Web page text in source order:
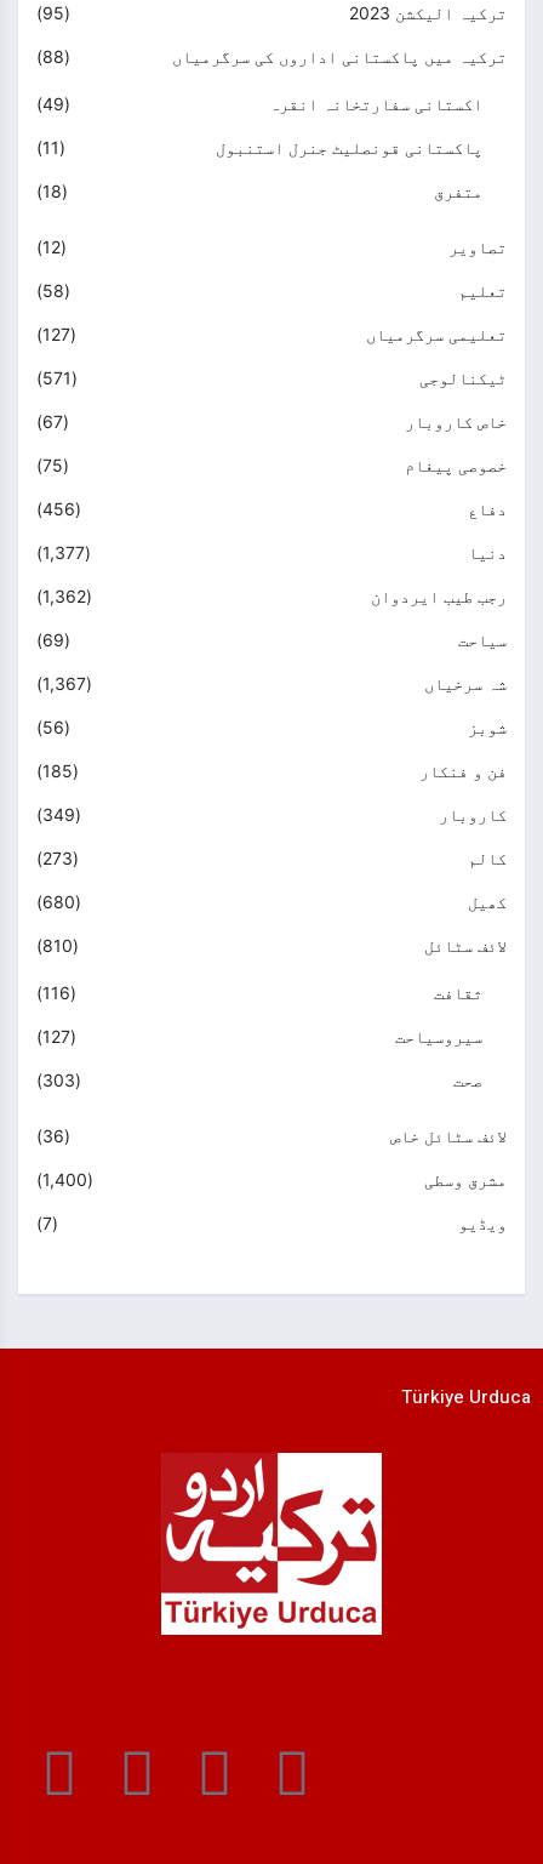
ترکیہ الیکشن 2023 (95)
ترکیہ میں پاکستانی اداروں کی سرگرمیاں (88)
اکستانی سفارتخانہ انقرہ (49)
پاکستانی قونصلیٹ جنرل استنبول (11)
متفرق (18)
تصاویر (12)
تعلیم (58)
تعلیمی سرگرمیاں (127)
ٹیکنالوجی (571)
خاص کاروبار (67)
خصوصی پیغام (75)
دفاع (456)
دنیا (1,377)
رجب طیب ایردوان (1,362)
سیاحت (69)
شہ سرخیاں (1,367)
شوبز (56)
فن و فنکار (185)
کاروبار (349)
کالم (273)
کھیل (680)
لائف سٹائل (810)
ثقافت (116)
سیروسیاحت (127)
صحت (303)
لائف سٹائل خاص (36)
مشرق وسطی (1,400)
ویڈیو (7)
Türkiye Urduca